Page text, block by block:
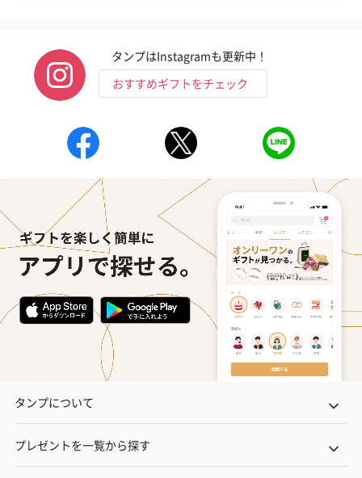
タンプはInstagramも更新中！
おすすめギフトをチェック
タンプについて
プレゼントを一覧から探す